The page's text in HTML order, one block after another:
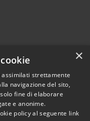
© 2026 • Comune di
San Pellegrino Terme •
×
assimilati strettamente
navigazione del sito,
fine di elaborare
e anonime.
policy al seguente link